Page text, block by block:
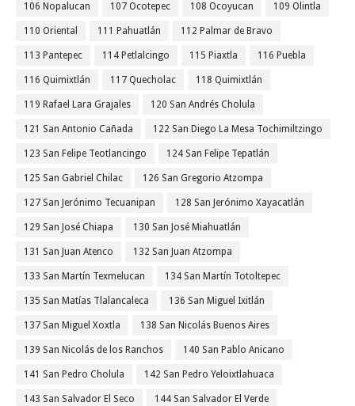
106 Nopalucan 107 Ocotepec 108 Ocoyucan 109 Olintla
110 Oriental 111 Pahuatlán 112 Palmar de Bravo
113 Pantepec 114 Petlalcingo 115 Piaxtla 116 Puebla
116 Quimixtlán 117 Quecholac 118 Quimixtlán
119 Rafael Lara Grajales 120 San Andrés Cholula
121 San Antonio Cañada 122 San Diego La Mesa Tochimiltzingo
123 San Felipe Teotlancingo 124 San Felipe Tepatlán
125 San Gabriel Chilac 126 San Gregorio Atzompa
127 San Jerónimo Tecuanipan 128 San Jerónimo Xayacatlán
129 San José Chiapa 130 San José Miahuatlán
131 San Juan Atenco 132 San Juan Atzompa
133 San Martín Texmelucan 134 San Martín Totoltepec
135 San Matías Tlalancaleca 136 San Miguel Ixitlán
137 San Miguel Xoxtla 138 San Nicolás Buenos Aires
139 San Nicolás de los Ranchos 140 San Pablo Anicano
141 San Pedro Cholula 142 San Pedro Yeloixtlahuaca
143 San Salvador El Seco 144 San Salvador El Verde